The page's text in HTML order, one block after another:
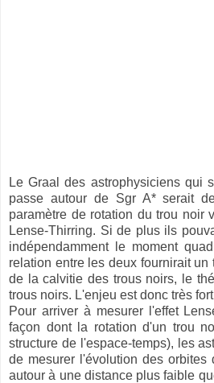
Le Graal des astrophysiciens qui
passe autour de Sgr A* serait
paramètre de rotation du trou noir
Lense-Thirring. Si de plus ils
indépendamment le moment
relation entre les deux fournirait
de la calvitie des trous noirs, le
trous noirs. L'enjeu est donc très
Pour arriver à mesurer l'effet
façon dont la rotation d'un trou
structure de l'espace-temps), les
de mesurer l'évolution des orbites
autour à une distance plus faible